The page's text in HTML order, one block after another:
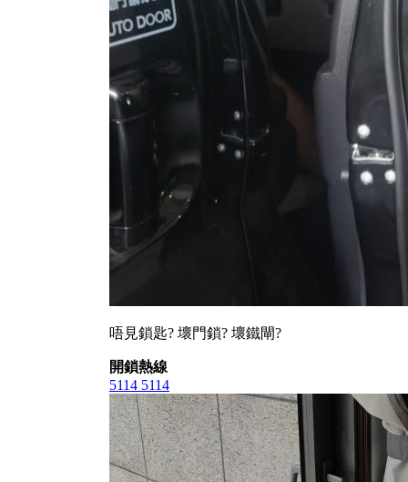
唔見鎖匙? 壞門鎖? 壞鐵閘?
開鎖熱線
5114 5114